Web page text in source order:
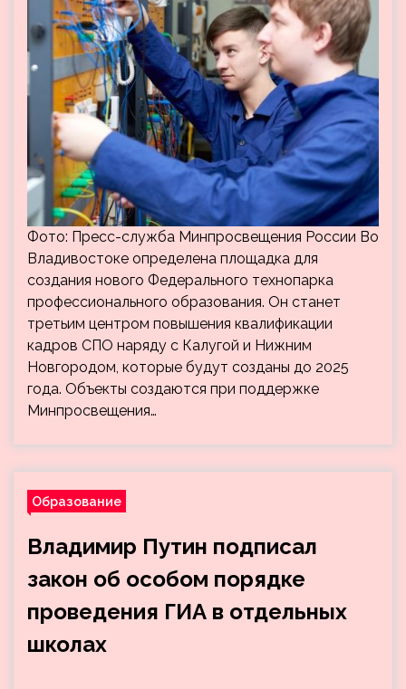
Фото: Пресс-служба Минпросвещения России Во
Владивостоке определена площадка для
создания нового Федерального технопарка
профессионального образования. Он станет
третьим центром повышения квалификации
кадров СПО наряду с Калугой и Нижним
Новгородом, которые будут созданы до 2025
года. Объекты создаются при поддержке
Минпросвещения…
Образование
Владимир Путин подписал
закон об особом порядке
проведения ГИА в отдельных
школах